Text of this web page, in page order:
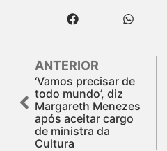
ANTERIOR
‘Vamos precisar de
todo mundo’, diz
Margareth Menezes
após aceitar cargo
de ministra da
Cultura